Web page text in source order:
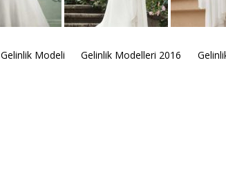
Gelinlik Modeli Gelinlik Modelleri 2016